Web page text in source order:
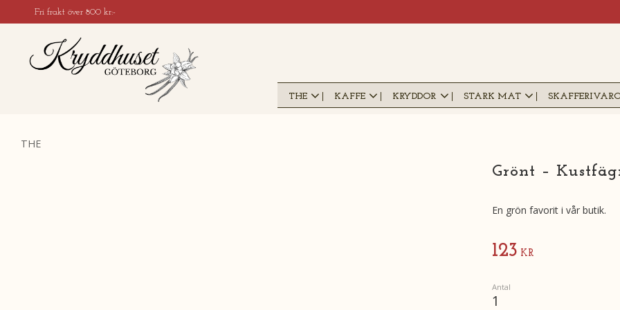
Fri frakt över 800 kr:-
THE KAFFE KRYDDOR STARK MAT
THE
Grönt –
En grön favorit i vår butik.
123 KR
Antal